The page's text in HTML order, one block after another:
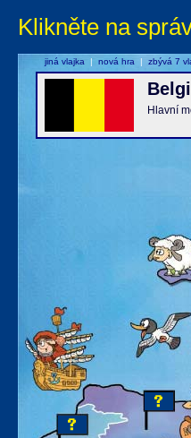
Klikněte na
Hlavní
jiná vlajka | nová hra | zbývá 7